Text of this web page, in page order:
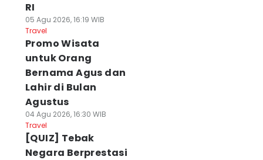
RI
05 Agu 2026, 16:19 WIB
Travel
Promo Wisata
untuk Orang
Bernama Agus dan
Lahir di Bulan
Agustus
04 Agu 2026, 16:30 WIB
Travel
[QUIZ] Tebak
Negara Berprestasi